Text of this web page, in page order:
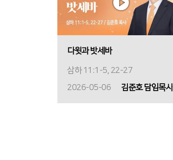
다윗과 밧세바
삼하 11:1-5, 22-27
2026-05-06
김준호 담임목사